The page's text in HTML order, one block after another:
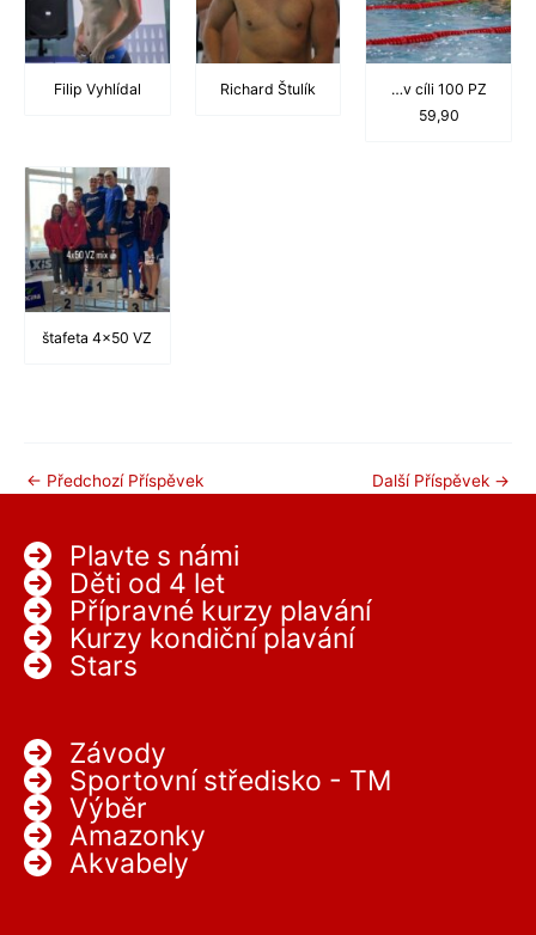
Filip Vyhlídal Richard Štulík
…v cíli 100 PZ
59,90
štafeta 4×50 VZ
← Předchozí Příspěvek Další Příspěvek →
Plavte s námi
Děti od 4 let
Přípravné kurzy plavání
Kurzy kondiční plavání
Stars
Závody
Sportovní středisko - TM
Výběr
Amazonky
Akvabely